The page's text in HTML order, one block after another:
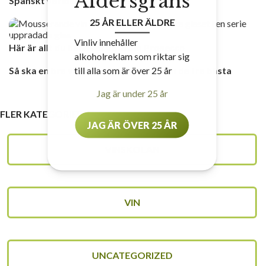
Här är allt du behöver veta om Prosecco
Så ska en bra vinkyl vara – vi tipsar om de tre bästa
FLER KATEGORIER
VIN
UNCATEGORIZED
25 ÅR ELLER ÄLDRE
Vinliv innehåller
alkoholreklam som riktar sig
till alla som är över 25 år
Jag är under 25 år
JAG ÄR ÖVER 25 ÅR